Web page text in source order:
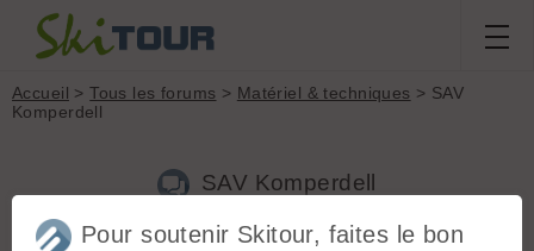
Accueil >Tous les forums > Matériel & techniques > SAV
Komperdell
SAV Komperdell
Pour soutenir Skitour, faites le bon